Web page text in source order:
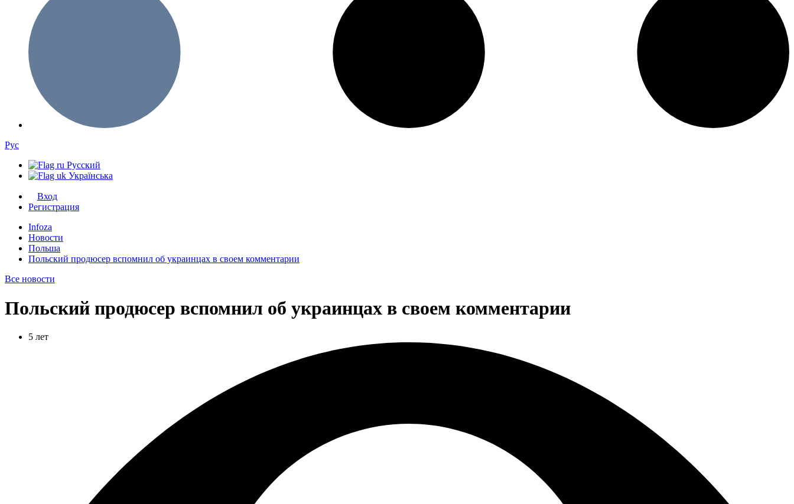
Рус
Русский
Українська
Вход
Регистрация
Infoza
Новости
Польша
Польский продюсер вспомнил об украинцах в своем комментарии
Все новости
Польский продюсер вспомнил об украинцах в своем комментарии
5 лет